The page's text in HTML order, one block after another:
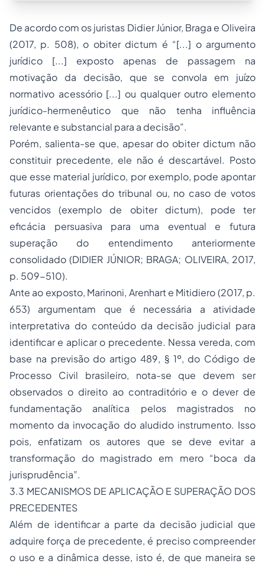
De acordo com os juristas Didier Júnior, Braga e Oliveira
(2017, p. 508), o obiter dictum é “[...] o argumento
jurídico [...] exposto apenas de passagem na
motivação da decisão, que se convola em juízo
normativo acessório [...] ou qualquer outro elemento
jurídico-hermenêutico que não tenha influência
relevante e substancial para a decisão”.
Porém, salienta-se que, apesar do obiter dictum não
constituir precedente, ele não é descartável. Posto
que esse material jurídico, por exemplo, pode apontar
futuras orientações do tribunal ou, no caso de votos
vencidos (exemplo de obiter dictum), pode ter
eficácia persuasiva para uma eventual e futura
superação do entendimento anteriormente
consolidado (DIDIER JÚNIOR; BRAGA; OLIVEIRA, 2017,
p. 509-510).
Ante ao exposto, Marinoni, Arenhart e Mitidiero (2017, p.
653) argumentam que é necessária a atividade
interpretativa do conteúdo da decisão judicial para
identificar e aplicar o precedente. Nessa vereda, com
base na previsão do artigo 489, § 1º, do Código de
Processo Civil brasileiro, nota-se que devem ser
observados o direito ao contraditório e o dever de
fundamentação analítica pelos magistrados no
momento da invocação do aludido instrumento. Isso
pois, enfatizam os autores que se deve evitar a
transformação do magistrado em mero “boca da
jurisprudência”.
3.3 MECANISMOS DE APLICAÇÃO E SUPERAÇÃO DOS
PRECEDENTES
Além de identificar a parte da decisão judicial que
adquire força de precedente, é preciso compreender
o uso e a dinâmica desse, isto é, de que maneira se